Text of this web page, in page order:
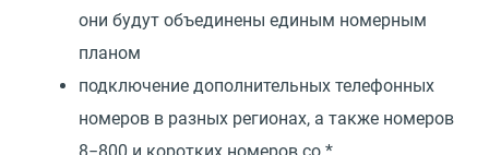
они будут объединены единым номерным
планом
подключение дополнительных телефонных
номеров в разных регионах, а также номеров